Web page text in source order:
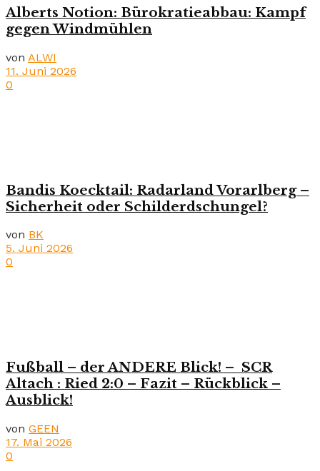
Alberts Notion: Bürokratieabbau: Kampf
gegen Windmühlen
von ALWI
11. Juni 2026
0
Bandis Koecktail: Radarland Vorarlberg –
Sicherheit oder Schilderdschungel?
von BK
5. Juni 2026
0
Fußball – der ANDERE Blick! – SCR
Altach : Ried 2:0 – Fazit – Rückblick –
Ausblick!
von GEEN
17. Mai 2026
0